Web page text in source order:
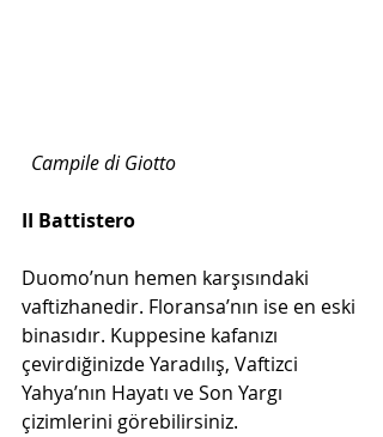
Campile di Giotto
II Battistero
Duomo’nun hemen karşısındaki
vaftizhanedir. Floransa’nın ise en eski
binasıdır. Kuppesine kafanızı
çevirdiğinizde Yaradılış, Vaftizci
Yahya’nın Hayatı ve Son Yargı
çizimlerini görebilirsiniz.